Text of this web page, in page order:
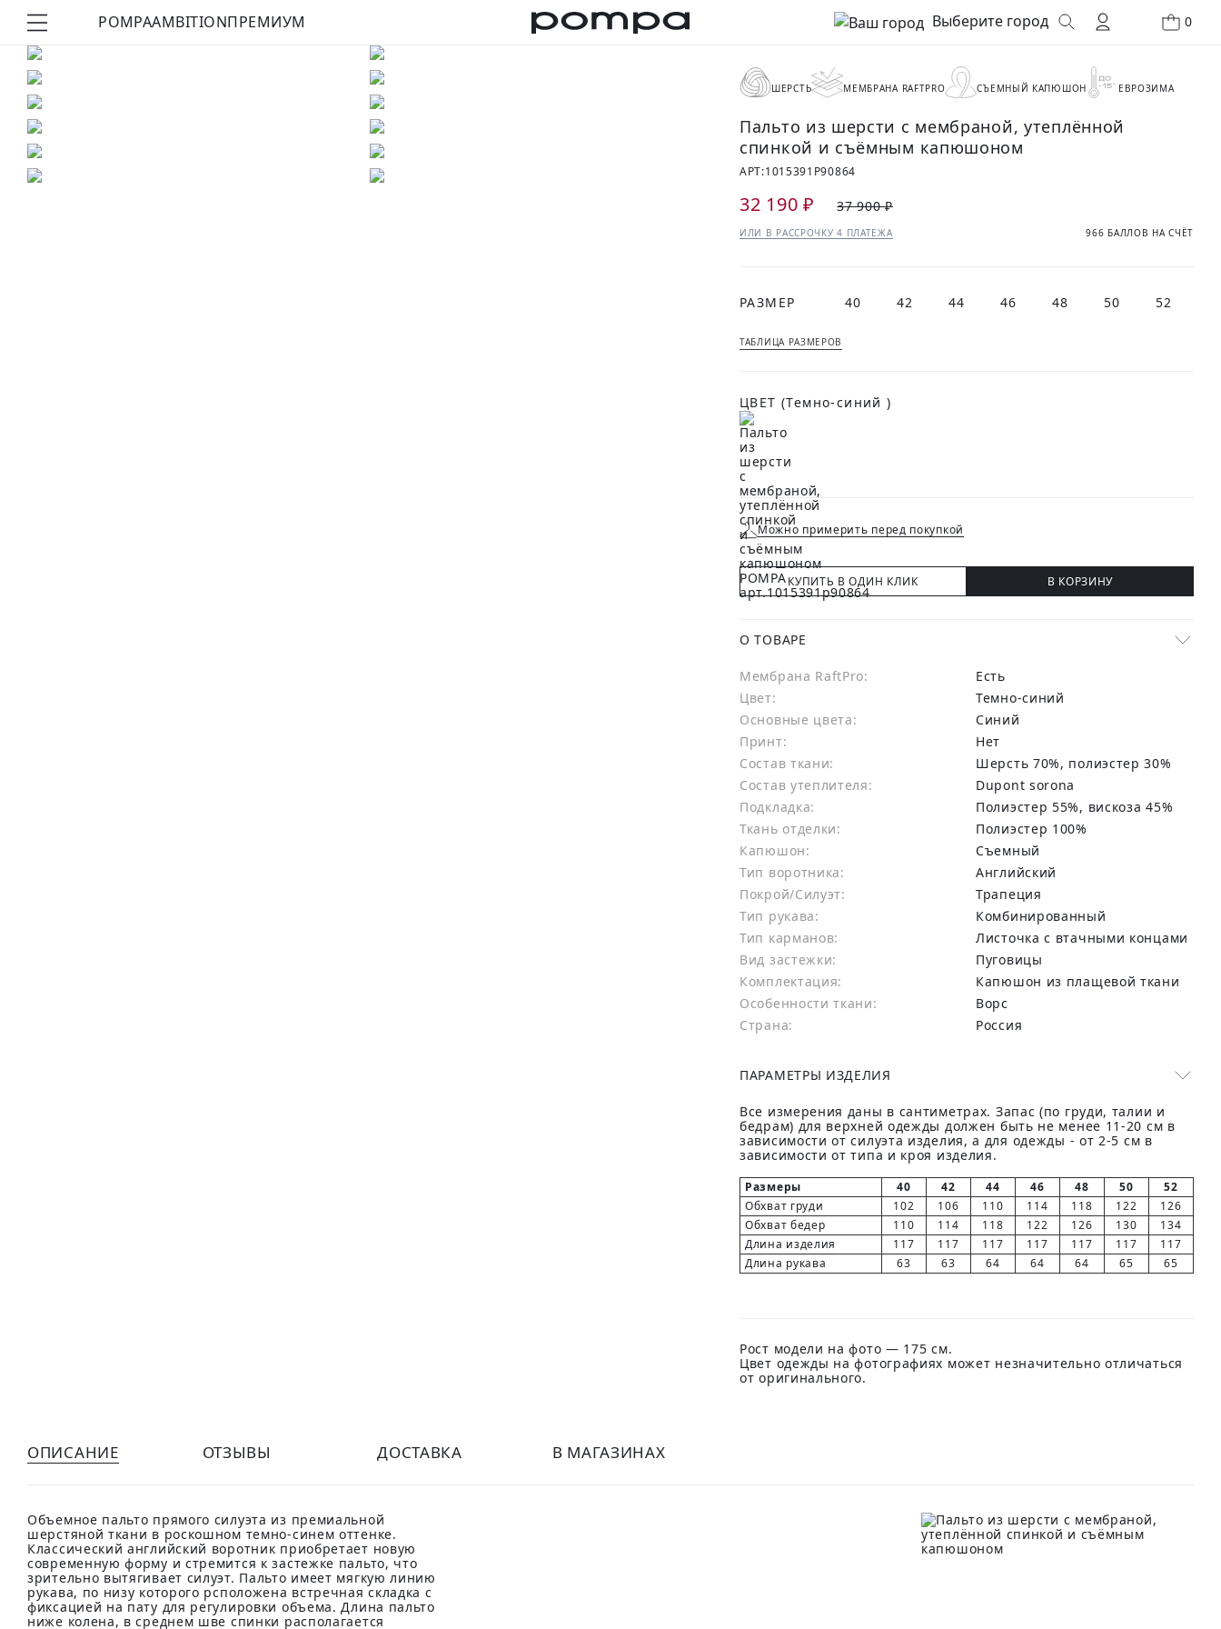
POMPAAMBITIONПРЕМИУМ Выберите город 0
ШЕРСТЬ МЕМБРАНА RAFTPRO СЪЕМНЫЙ КАПЮШОН ЕВРОЗИМА
Пальто из шерсти с мембраной, утеплённой
спинкой и съёмным капюшоном
АРТ:1015391P90864
32 190 ₽ 37 900 ₽
ИЛИ В РАССРОЧКУ 4 ПЛАТЕЖА 966 БАЛЛОВ НА СЧЁТ
РАЗМЕР 40 42 44 46 48 50 52
ТАБЛИЦА РАЗМЕРОВ
ЦВЕТ (Темно-синий )
Можно примерить перед покупкой
КУПИТЬ В ОДИН КЛИК В КОРЗИНУ
О ТОВАРЕ
Мембрана RaftPro:
есть
Цвет:
Темно-синий
Основные цвета:
синий
Принт:
Нет
Состав ткани:
шерсть 70%, полиэстер 30%
Состав утеплителя:
Dupont sorona
Подкладка:
Полиэстер 55%, вискоза 45%
Ткань отделки:
Полиэстер 100%
Капюшон:
Съемный
Тип воротника:
Английский
Покрой/Силуэт:
Трапеция
Тип рукава:
Комбинированный
Тип карманов:
Листочка с втачными концами
Вид застежки:
Пуговицы
Комплектация:
Капюшон из плащевой ткани
Особенности ткани:
Ворс
Страна:
Россия
ПАРАМЕТРЫ ИЗДЕЛИЯ
Все измерения даны в сантиметрах. Запас (по груди, талии и
бедрам) для верхней одежды должен быть не менее 11-20 см в
зависимости от силуэта изделия, а для одежды - от 2-5 см в
зависимости от типа и кроя изделия.
Размеры 40 42 44 46 48 50
52
Обхват груди
102 106 110 114 118 122
126
Обхват бедер
110 114 118 122 126 130
134
Длина изделия
117 117 117 117 117 117
117
Длина рукава
63 63 64 64 64 65 65
Рост модели на фото — 175 см.
Цвет одежды на фотографиях может незначительно отличаться
от оригинального.
ОПИСАНИЕ ОТЗЫВЫ ДОСТАВКА В МАГАЗИНАХ
Объемное пальто прямого силуэта из премиальной
шерстяной ткани в роскошном темно-синем оттенке.
Классический английский воротник приобретает новую
современную форму и стремится к застежке пальто, что
зрительно вытягивает силуэт. Пальто имеет мягкую линию
рукава, по низу которого рсположена встречная складка с
фиксацией на пату для регулировки объема. Длина пальто
ниже колена, в среднем шве спинки располагается